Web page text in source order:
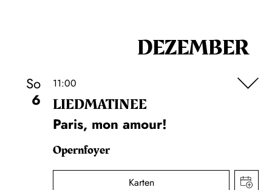
DEZEMBER
So
6
11:00
LIEDMATINEE
Paris, mon amour!
Opernfoyer
Karten